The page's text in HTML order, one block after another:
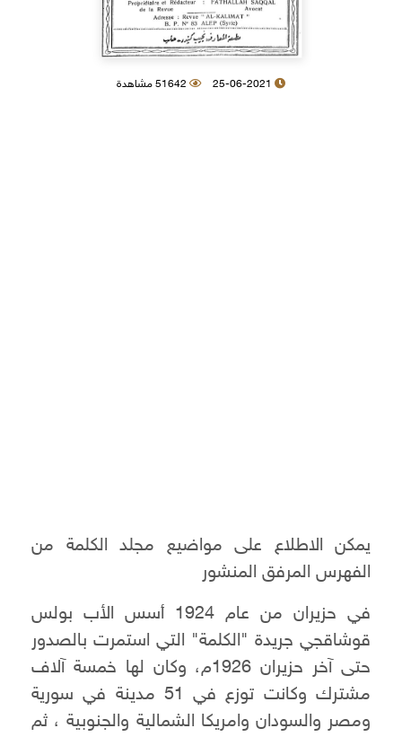
25-06-2021 51642 مشاهدة
يمكن الاطلاع على مواضيع مجلد الكلمة من
الفهرس المرفق المنشور
في حزيران من عام 1924 أسس الأب بولس
قوشاقجي جريدة "الكلمة" التي استمرت بالصدور
حتى آخر حزيران 1926م، وكان لها خمسة آلاف
مشترك وكانت توزع في 51 مدينة في سورية
ومصر والسودان وامريكا الشمالية والجنوبية ، ثم